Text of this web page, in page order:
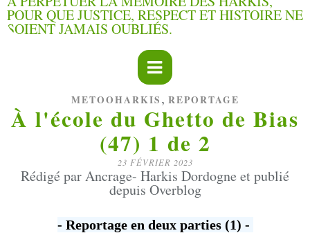
METOOHARKIS , REPORTAGE
À l'école du Ghetto de Bias
(47) 1 de 2
23 FÉVRIER 2023
Rédigé par Ancrage- Harkis Dordogne et publié
depuis Overblog
- Reportage en deux parties (1) -